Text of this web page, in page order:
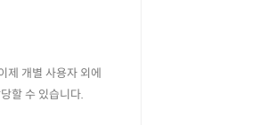
제 개별 사용자 외에
할 수 있습니다.